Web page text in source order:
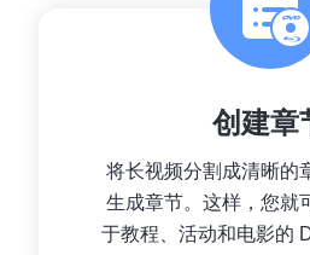
创建章
将长视频分割成清晰的
生成章节。这样，您就
于教程、活动和电影的